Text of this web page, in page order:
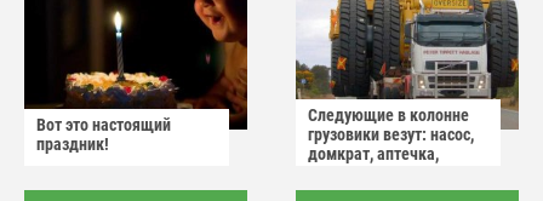
Вот это настоящий
праздник!
Следующие в колонне
грузовики везут: насос,
домкрат, аптечка,